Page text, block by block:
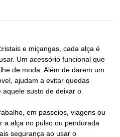
e miçangas, cada alça é
Um acessório funcional que
de moda. Além de darem um
ajudam a evitar quedas
aquele susto de deixar o
em passeios, viagens ou
alça no pulso ou pendurada
segurança ao usar o